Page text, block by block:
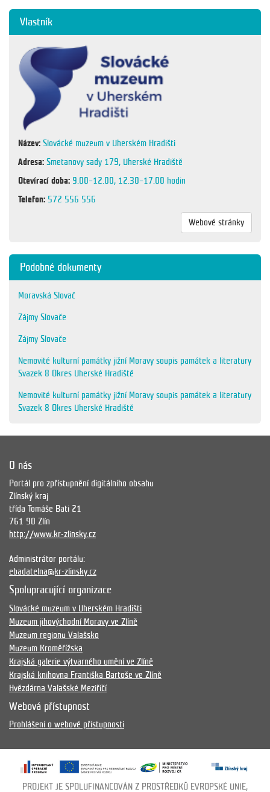
Vlastník
Název: Slovácké muzeum v Uherském Hradišti
Adresa: Smetanovy sady 179, Uherské Hradiště
Otevírací doba: 9.00–12.00, 12.30–17.00 hodin
Telefon: 572 556 556
Webové stránky
Podobné dokumenty
Moravská Slovač
Zájmy Slovače
Zájmy Slovače
Nemovité kulturní památky jižní Moravy soupis památek a literatury
Svazek 8 Okres Uherské Hradiště
Nemovité kulturní památky jižní Moravy soupis památek a literatury
Svazek 8 Okres Uherské Hradiště
O nás
Portál pro zpřístupnění digitálního obsahu
Zlínský kraj
třída Tomáše Bati 21
761 90 Zlín
http://www.kr-zlinsky.cz
Administrátor portálu:
ebadatelna@kr-zlinsky.cz
Spolupracující organizace
Slovácké muzeum v Uherském Hradišti
Muzeum jihovýchodní Moravy ve Zlíně
Muzeum regionu Valašsko
Muzeum Kroměřížska
Krajská galerie výtvarného umění ve Zlíně
Krajská knihovna Františka Bartoše ve Zlíně
Hvězdárna Valašské Meziříčí
Webová přístupnost
Prohlášení o webové přístupnosti
PROJEKT JE SPOLUFINANCOVÁN Z PROSTŘEDKŮ EVROPSKÉ UNIE,